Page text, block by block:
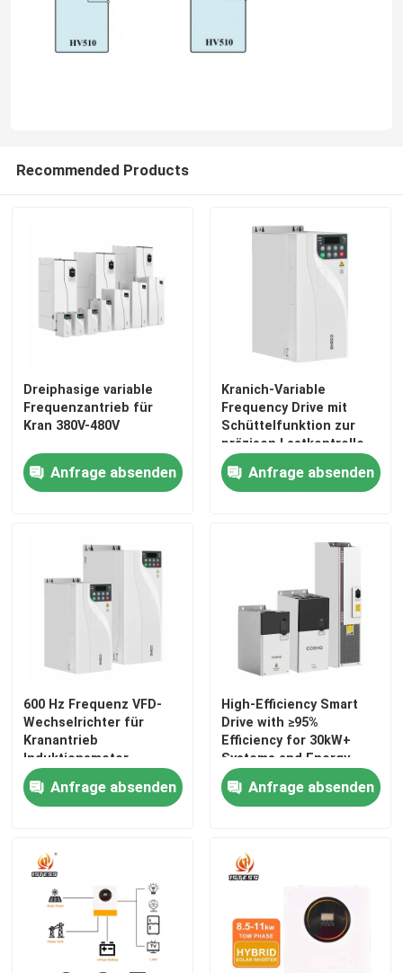
Recommended Products
Dreiphasige variable
Frequenzantrieb für
Kran 380V-480V
Anfrage absenden
Kranich-Variable
Frequency Drive mit
Schüttelfunktion zur
präzisen Lastkontrolle
Anfrage absenden
600 Hz Frequenz VFD-
Wechselrichter für
Kranantrieb
Induktionsmotor
Variable
Frequenzantrieb
Anfrage absenden
High-Efficiency Smart
Drive with ≥95%
Efficiency for 30kW+
Systems and Energy
Saving Compliance
Anfrage absenden